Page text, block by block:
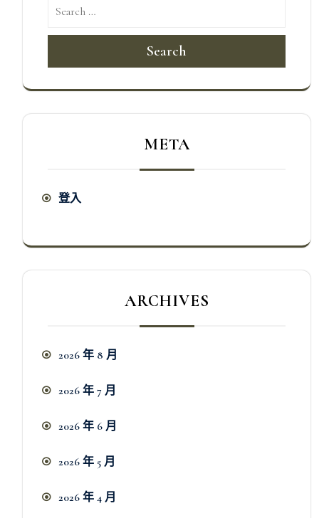
Search
META
登入
ARCHIVES
2026 年 8 月
2026 年 7 月
2026 年 6 月
2026 年 5 月
2026 年 4 月